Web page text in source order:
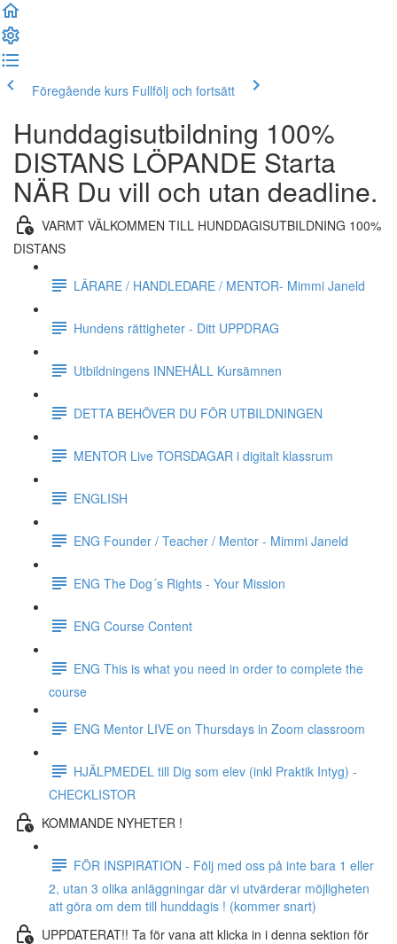
Föregående kurs Fullfölj och fortsätt
Hunddagisutbildning 100%
DISTANS LÖPANDE Starta
NÄR Du vill och utan deadline.
VARMT VÄLKOMMEN TILL HUNDDAGISUTBILDNING 100%
DISTANS
LÄRARE / HANDLEDARE / MENTOR- Mimmi Janeld
Hundens rättigheter - Ditt UPPDRAG
Utbildningens INNEHÅLL Kursämnen
DETTA BEHÖVER DU FÖR UTBILDNINGEN
MENTOR Live TORSDAGAR i digitalt klassrum
ENGLISH
ENG Founder / Teacher / Mentor - Mimmi Janeld
ENG The Dog´s Rights - Your Mission
ENG Course Content
ENG This is what you need in order to complete the
course
ENG Mentor LIVE on Thursdays in Zoom classroom
HJÄLPMEDEL till Dig som elev (inkl Praktik Intyg) -
CHECKLISTOR
KOMMANDE NYHETER !
FÖR INSPIRATION - Följ med oss ​​på inte bara 1 eller
2, utan 3 olika anläggningar där vi utvärderar möjligheten
att göra om dem till hunddagis ! (kommer snart)
UPPDATERAT!! Ta för vana att klicka in i denna sektion för